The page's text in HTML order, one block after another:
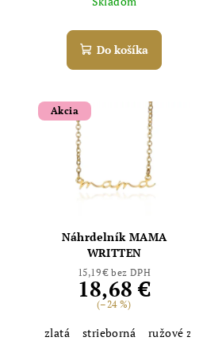
Do košíka
Akcia
Náhrdelník MAMA
WRITTEN
15,19 € bez DPH
18,68 €
(–24 %)
zlatá strieborná
ružové